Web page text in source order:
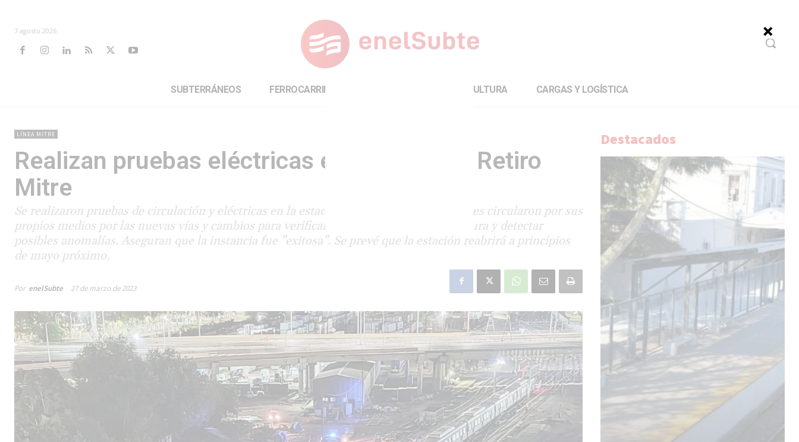
7 agosto 2026
SUBTERRÁNEOS FERROCARRILES CULTURA CARGAS Y LOGÍSTICA
LÍNEA MITRE
Realizan pruebas eléctricas en la estación Retiro
Mitre
Se realizaron pruebas de circulación y eléctricas en la estación Retiro Mitre: formaciones circularon por sus
propios medios por las nuevas vías y cambios para verificar el estado de la infraestructura y detectar
posibles anomalías. Aseguran que la instancia fue "exitosa". Se prevé que la estación reabrirá a principios
de mayo próximo.
Por enelSubte 27 de marzo de 2023
Destacados